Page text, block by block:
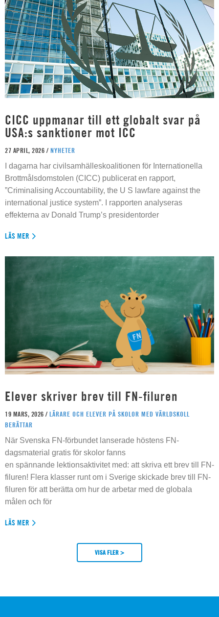
CICC uppmanar till ett globalt svar på
USA:s sanktioner mot ICC
27 APRIL, 2026 / NYHETER
I dagarna har civilsamhälleskoalitionen för Internationella
Brottmålsdomstolen (CICC) publicerat en rapport,
”Criminalising Accountability, the U S lawfare against the
international justice system”. I rapporten analyseras
effekterna av Donald Trump’s presidentorder
LÄS MER
Elever skriver brev till FN-filuren
19 MARS, 2026 / LÄRARE OCH ELEVER PÅ SKOLOR MED VÄRLDSKOLL
BERÄTTAR
När Svenska FN-förbundet lanserade höstens FN-
dagsmaterial gratis för skolor fanns
en spännande lektionsaktivitet med: att skriva ett brev till FN-
filuren! Flera klasser runt om i Sverige skickade brev till FN-
filuren för att berätta om hur de arbetar med de globala
målen och för
LÄS MER
VISA FLER >